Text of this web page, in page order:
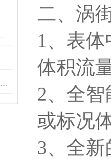
二、涡
1、表
体积流
2、全
或标况
3、全